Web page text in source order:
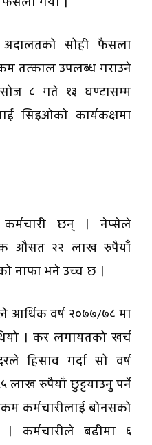
सोही फैसला
तत्काल उपलब्ध गराउने
८ गते १३ घण्टासम्म
सिइओको कार्यकक्षमा
छन् । नेप्सेले
औसत २२ लाख रुपैयाँ
नाफा भने उच्च छ ।
आर्थिक वर्ष २०७७/७८ मा
। कर लगायतको खर्च
हिसाव गर्दा सो वर्ष
लाख रुपैयाँ छुट्टयाउनु पर्ने
कर्मचारीलाई बोनसको
कर्मचारीले बढीमा ६